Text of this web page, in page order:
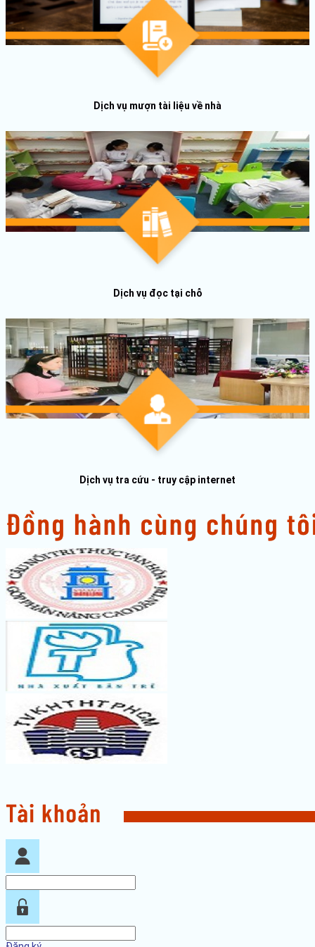
Dịch vụ mượn tài liệu về nhà
Dịch vụ đọc tại chỗ
Dịch vụ tra cứu - truy cập internet